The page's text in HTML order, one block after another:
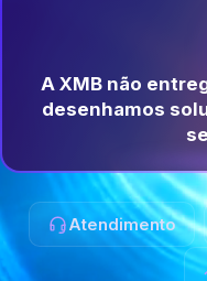
A XMB não
desenhamos
Atendimento